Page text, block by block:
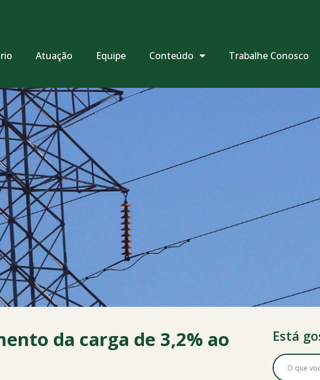
Atuação Equipe Conteúdo Trabalhe Conosco
da carga de 3,2% ao Está